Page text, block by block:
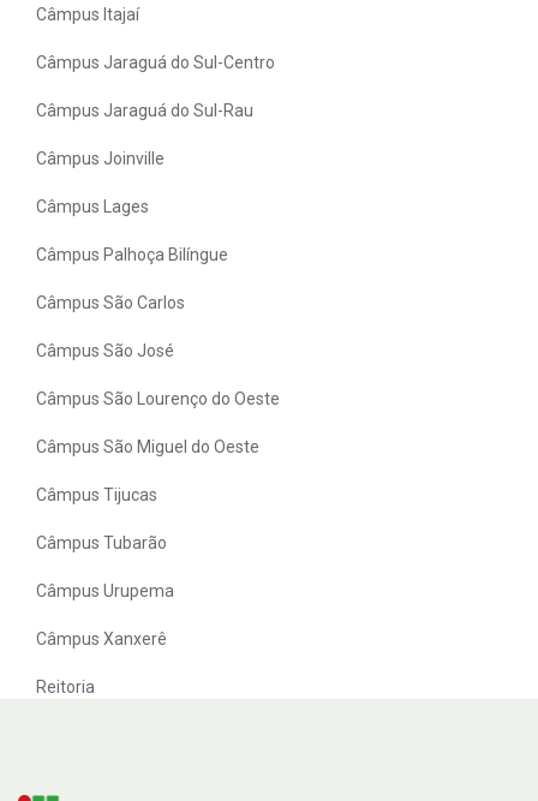
Câmpus Itajaí
Câmpus Jaraguá do Sul-Centro
Câmpus Jaraguá do Sul-Rau
Câmpus Joinville
Câmpus Lages
Câmpus Palhoça Bilíngue
Câmpus São Carlos
Câmpus São José
Câmpus São Lourenço do Oeste
Câmpus São Miguel do Oeste
Câmpus Tijucas
Câmpus Tubarão
Câmpus Urupema
Câmpus Xanxerê
Reitoria